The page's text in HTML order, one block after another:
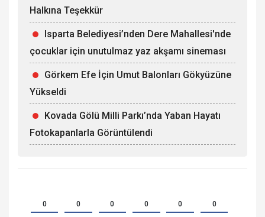
Halkına Teşekkür
Isparta Belediyesi’nden Dere Mahallesi'nde
çocuklar için unutulmaz yaz akşamı sineması
Görkem Efe İçin Umut Balonları Gökyüzüne
Yükseldi
Kovada Gölü Milli Parkı’nda Yaban Hayatı
Fotokapanlarla Görüntülendi
0 0 0 0 0 0